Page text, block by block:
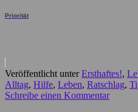
Priorität
Veröffentlicht unter Ersthaftes!,
Alltag, Hilfe, Leben, Ratschlag,
Schreibe einen Kommentar